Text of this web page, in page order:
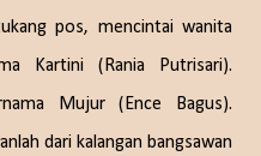
pos, mencintai wanita
Kartini (Rania Putrisari).
Mujur (Ence Bagus).
dari kalangan bangsawan